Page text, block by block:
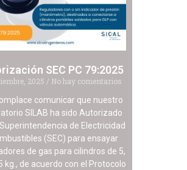
SEC PC 79:2025
2025
No hay comentarios
comunicar que nuestro
SILAB ha sido Autorizado
de Electricidad
(SEC) para ensayar
de gas para cilindros de 5,
kg., de acuerdo con el Protocolo